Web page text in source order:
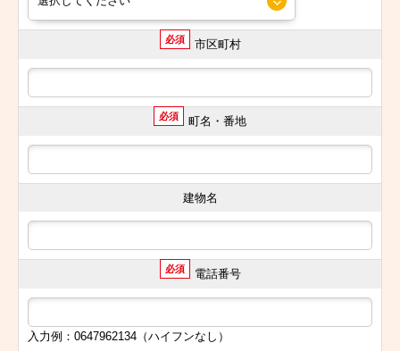
必須 市区町村
必須 町名・番地
建物名
必須 電話番号
入力例：0647962134（ハイフンなし）